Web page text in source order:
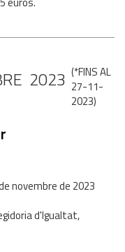
2023 (*FINS AL
27-11-
2023)
novembrede 2023
d'Igualtat,